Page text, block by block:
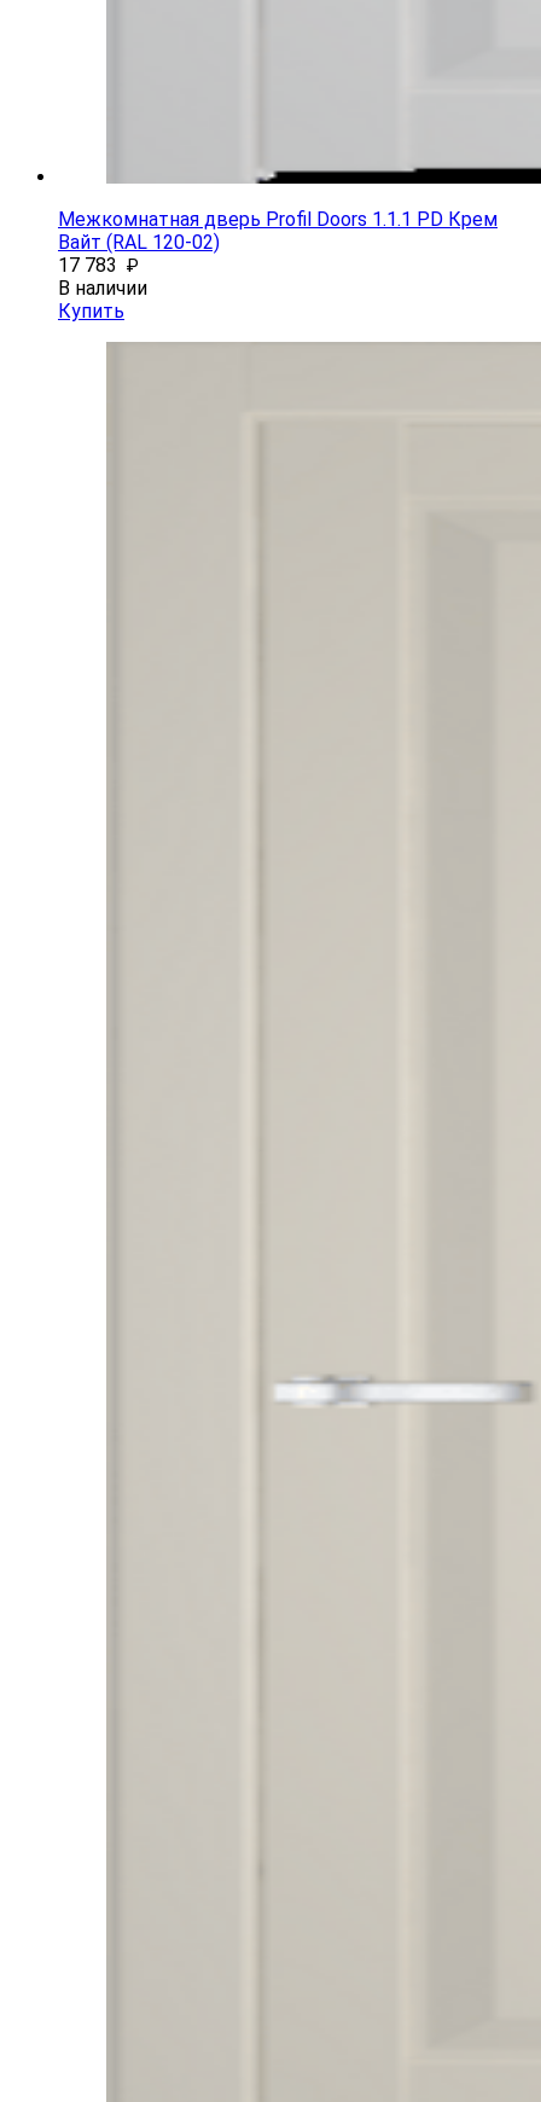
Межкомнатная дверь Profil Doors 1.1.1 PD Крем
Вайт (RAL 120-02)
17 783 ₽
В наличии
Купить